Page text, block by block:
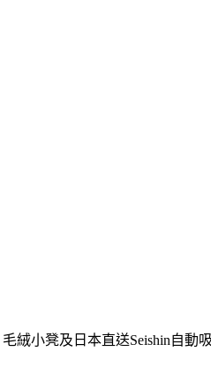
絨小凳及日本直送Seishin自動